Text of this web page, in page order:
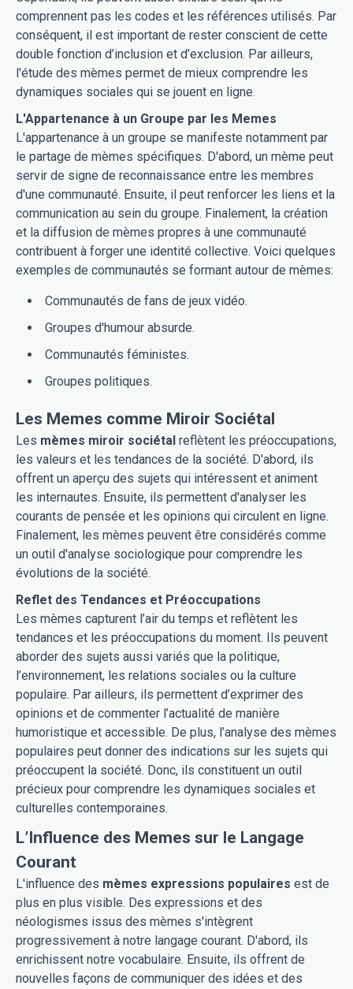
comprennent pas les codes et les références utilisés. Par
conséquent, il est important de rester conscient de cette
double fonction d’inclusion et d’exclusion. Par ailleurs,
l'étude des mèmes permet de mieux comprendre les
dynamiques sociales qui se jouent en ligne.
L'Appartenance à un Groupe par les Memes
L'appartenance à un groupe se manifeste notamment par
le partage de mèmes spécifiques. D'abord, un mème peut
servir de signe de reconnaissance entre les membres
d'une communauté. Ensuite, il peut renforcer les liens et la
communication au sein du groupe. Finalement, la création
et la diffusion de mèmes propres à une communauté
contribuent à forger une identité collective. Voici quelques
exemples de communautés se formant autour de mèmes:
Communautés de fans de jeux vidéo.
Groupes d'humour absurde.
Communautés féministes.
Groupes politiques.
Les Memes comme Miroir Sociétal
Les mèmes miroir sociétal reflètent les préoccupations,
les valeurs et les tendances de la société. D'abord, ils
offrent un aperçu des sujets qui intéressent et animent
les internautes. Ensuite, ils permettent d'analyser les
courants de pensée et les opinions qui circulent en ligne.
Finalement, les mèmes peuvent être considérés comme
un outil d'analyse sociologique pour comprendre les
évolutions de la société.
Reflet des Tendances et Préoccupations
Les mèmes capturent l’air du temps et reflètent les
tendances et les préoccupations du moment. Ils peuvent
aborder des sujets aussi variés que la politique,
l’environnement, les relations sociales ou la culture
populaire. Par ailleurs, ils permettent d’exprimer des
opinions et de commenter l’actualité de manière
humoristique et accessible. De plus, l’analyse des mèmes
populaires peut donner des indications sur les sujets qui
préoccupent la société. Donc, ils constituent un outil
précieux pour comprendre les dynamiques sociales et
culturelles contemporaines.
L’Influence des Memes sur le Langage
Courant
L'influence des mèmes expressions populaires est de
plus en plus visible. Des expressions et des
néologismes issus des mèmes s'intègrent
progressivement à notre langage courant. D'abord, ils
enrichissent notre vocabulaire. Ensuite, ils offrent de
nouvelles façons de communiquer des idées et des